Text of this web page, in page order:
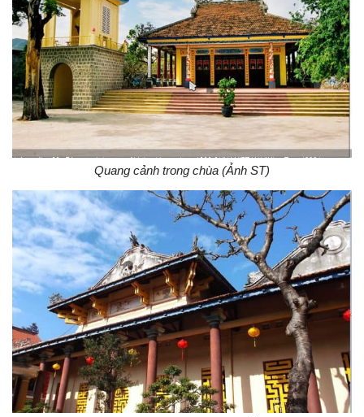
Quang cảnh trong chùa (Ảnh ST)